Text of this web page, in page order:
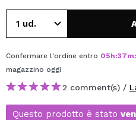
Confermare l'ordine entro 05h:37m:
magazzino oggi
2 comment(s) /
Questo prodotto è stato